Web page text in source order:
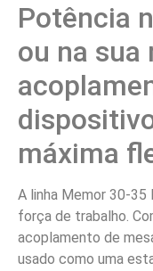
Potência
ou na sua
máxima
A linha Memor 30-35
força de trabalho.
acoplamento de
usado como uma